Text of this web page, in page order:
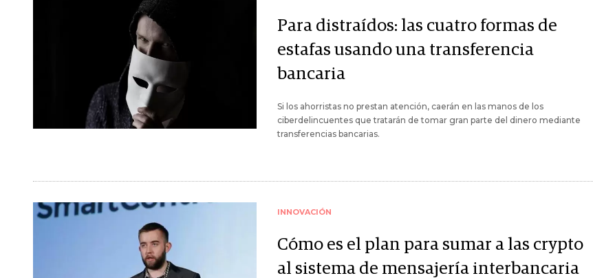
Para distraídos: las cuatro formas de
estafas usando una transferencia
bancaria
Si los ahorristas no prestan atención, caerán en las manos de los
ciberdelincuentes que tratarán de tomar gran parte del dinero mediante
transferencias bancarias.
INNOVACIÓN
Cómo es el plan para sumar a las crypto
al sistema de mensajería interbancaria